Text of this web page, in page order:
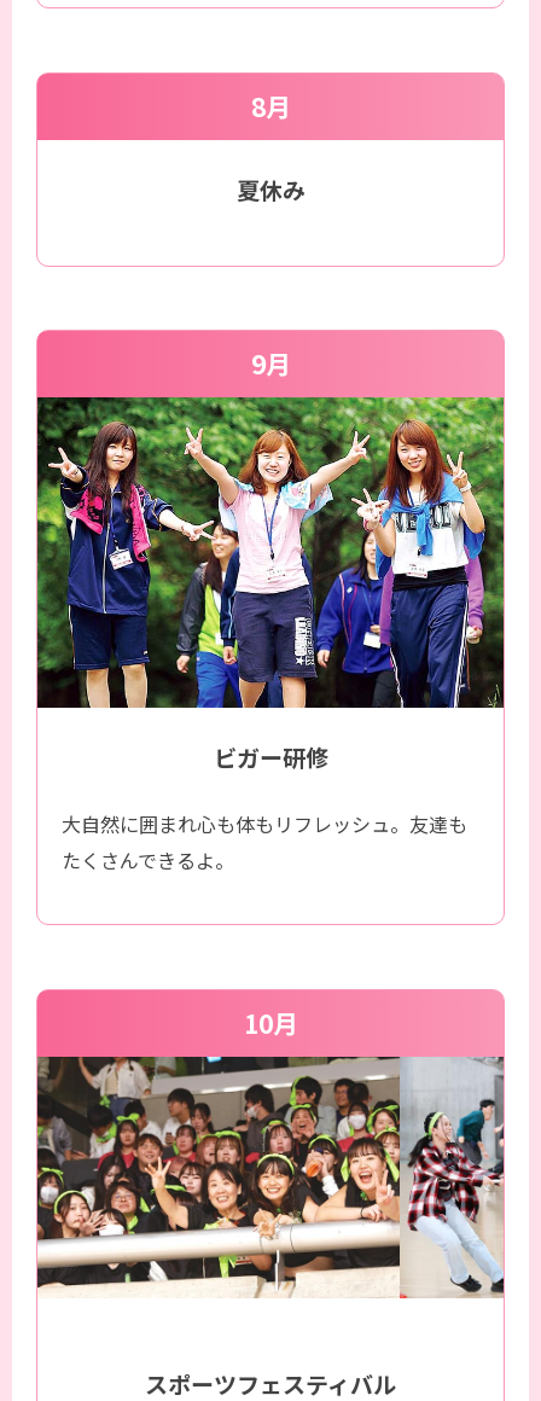
8月
夏休み
9月
ビガー研修
大自然に囲まれ心も体もリフレッシュ。友達も
たくさんできるよ。
10月
スポーツフェスティバル